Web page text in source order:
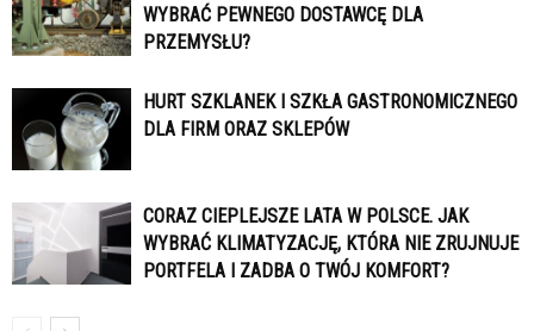
WYBRAĆ PEWNEGO DOSTAWCĘ DLA
PRZEMYSŁU?
HURT SZKLANEK I SZKŁA GASTRONOMICZNEGO
DLA FIRM ORAZ SKLEPÓW
CORAZ CIEPLEJSZE LATA W POLSCE. JAK
WYBRAĆ KLIMATYZACJĘ, KTÓRA NIE ZRUJNUJE
PORTFELA I ZADBA O TWÓJ KOMFORT?